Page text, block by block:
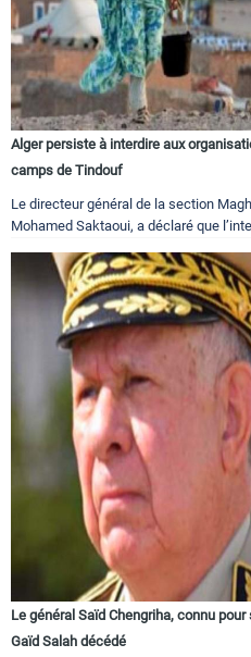
Alger persiste à interdire aux
camps de Tindouf
Le directeur général de la section
Mohamed Saktaoui, a déclaré que
Le général Saïd Chengriha, connu
Gaïd Salah décédé